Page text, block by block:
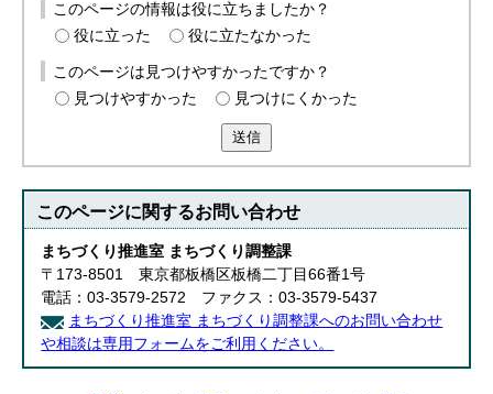
このページの情報は役に立ちましたか？
役に立った
役に立たなかった
このページは見つけやすかったですか？
見つけやすかった
見つけにくかった
送信
このページに関するお問い合わせ
まちづくり推進室 まちづくり調整課
〒173-8501 東京都板橋区板橋二丁目66番1号
電話：03-3579-2572 ファクス：03-3579-5437
まちづくり推進室 まちづくり調整課へのお問い合わせ
や相談は専用フォームをご利用ください。